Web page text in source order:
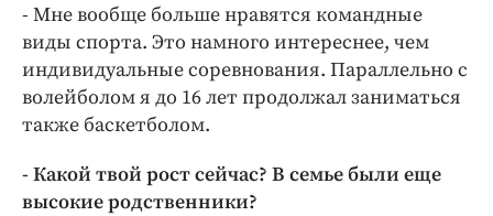
- Мне вообще больше нравятся командные
виды спорта. Это намного интереснее, чем
индивидуальные соревнования. Параллельно с
волейболом я до 16 лет продолжал заниматься
также баскетболом.
- Какой твой рост сейчас? В семье были еще
высокие родственники?